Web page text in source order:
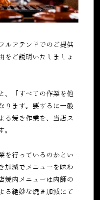
ルアテンドでのご提供
をご説明いたしましょ
、「すべての作業を他
ります。要するに一般
る焼き作業を、当店ス
。
を行っているのかとい
加減でメニューを味わ
焼肉メニューは肉師の
る絶妙な焼き加減にて